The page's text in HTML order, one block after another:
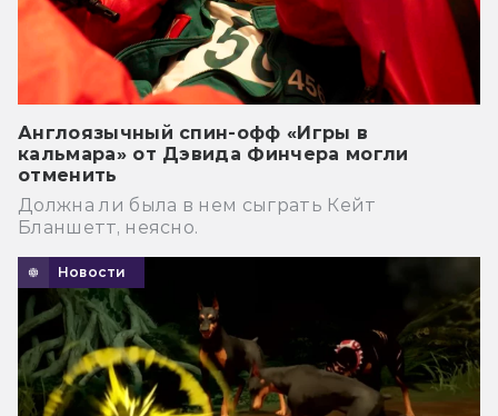
Англоязычный спин-офф «Игры в
кальмара» от Дэвида Финчера могли
отменить
Должна ли была в нем сыграть Кейт
Бланшетт, неясно.
Новости